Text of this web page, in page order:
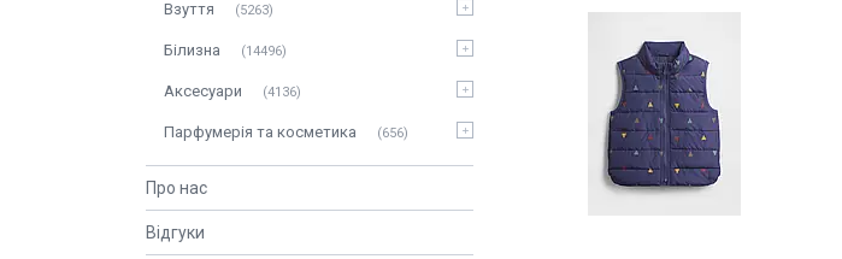
Взуття 5263
Білизна 14496
Аксесуари 4136
Парфумерія та косметика 656
Про нас
Відгуки